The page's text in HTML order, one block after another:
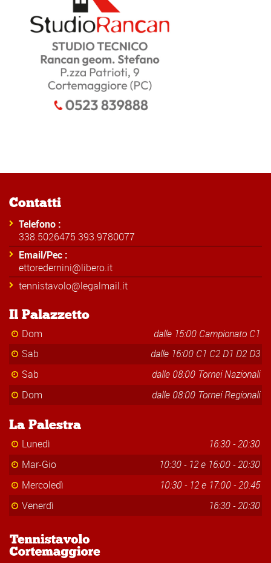
Contatti
Telefono :
338.5026475 393.9780077
Email/Pec :
ettoredernini@libero.it
tennistavolo@legalmail.it
Il Palazzetto
Dom
dalle 15:00 Campionato C1
Sab
dalle 16:00 C1 C2 D1 D2 D3
Sab
dalle 08:00 Tornei Nazionali
Dom
dalle 08:00 Tornei Regionali
La Palestra
Lunedì
16:30 - 20:30
Mar-Gio
10:30 - 12 e 16:00 - 20:30
Mercoledì
10:30 - 12 e 17:00 - 20:45
Venerdì
16:30 - 20:30